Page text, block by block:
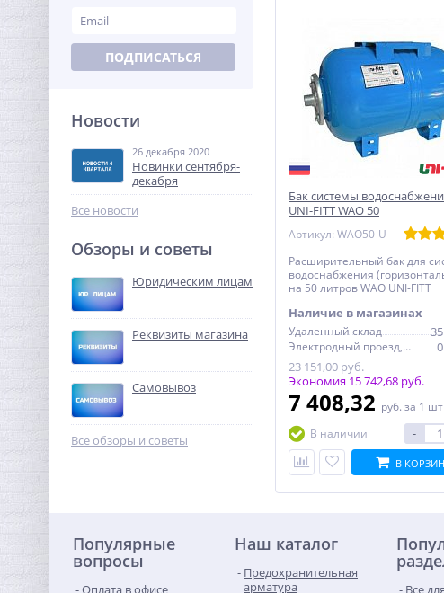
Ниппель резьбовой 3/8" x
3/8" (НР) никель UNI-FITT
96,32
Система контроля
протечек Neptun Bugatti
Smart Tuya 3/4"
-68%
ПОДПИСАТЬСЯ
Новости
26 декабря 2020
Новинки сентября-
декабря
Все новости
Обзоры и советы
Юридическим лицам
Реквизиты магазина
Самовывоз
Все обзоры и советы
Бак системы
UNI-FITT WAО 50
Артикул: WAO50-U
Расширительный бак для
водоснабжения
на 50 литров WAO UNI-FITT
Наличие в магазинах
Удаленный склад 35
Электродный проезд, 6с1
0
23 151,00 руб.
Экономия 15 742,68 руб.
7 408,32 руб. за 1 шт
В наличии
-
В
Популярные
вопросы
Оплата в офисе
Наш каталог
Предохранительная
арматура
Все